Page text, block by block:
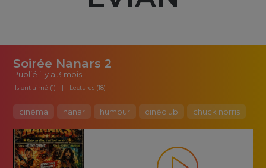
Soirée Nanars 2
Publié il y a 3 mois
Ils ont aimé (1) Lectures (18)
cinéma nanar humour cinéclub chuck norris